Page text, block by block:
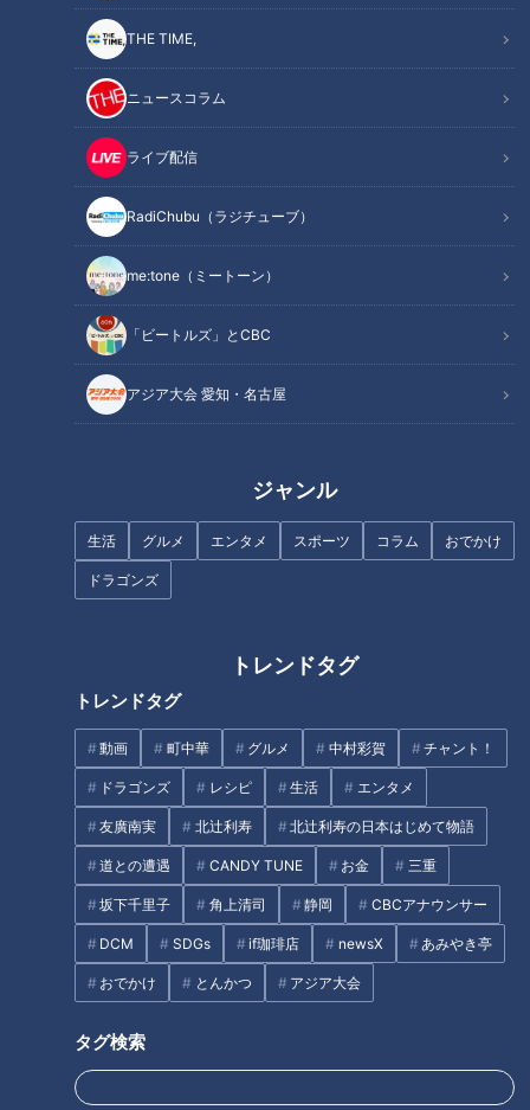
THE TIME,
ニュースコラム
ライブ配信
RadiChubu（ラジチューブ）
me:tone（ミートーン）
「ビートルズ」とCBC
アジア大会 愛知・名古屋
ジャンル
生活 グルメ エンタメ スポーツ コラム おでかけ
ドラゴンズ
トレンドタグ
トレンドタグ
動画 町中華 グルメ 中村彩賀 チャント！
ドラゴンズ レシピ 生活 エンタメ
友廣南実 北辻利寿 北辻利寿の日本はじめて物語
道との遭遇 CANDY TUNE お金 三重
坂下千里子 角上清司 静岡 CBCアナウンサー
DCM SDGs if珈琲店 newsX あみやき亭
おでかけ とんかつ アジア大会
タグ検索
この記事を見たあなたへのおすすめ
ブーム到来!? 古くて新しい名古
屋めし「小倉トースト」～大竹
敏之の「シン・名古屋めし」
遺体確認のため子どもの足に名
前を書く親たち～ガザ発の悲報
に平和を祈る～
動アシスト誕生へ
日本で生まれた角膜コンタクト
レンズ～歴史が語る開発魂と熱
きチャレンジ
ピアノはじめて物語～静岡県浜
松市を舞台に繰り広げられた職
人たちの開発秘話
タグ